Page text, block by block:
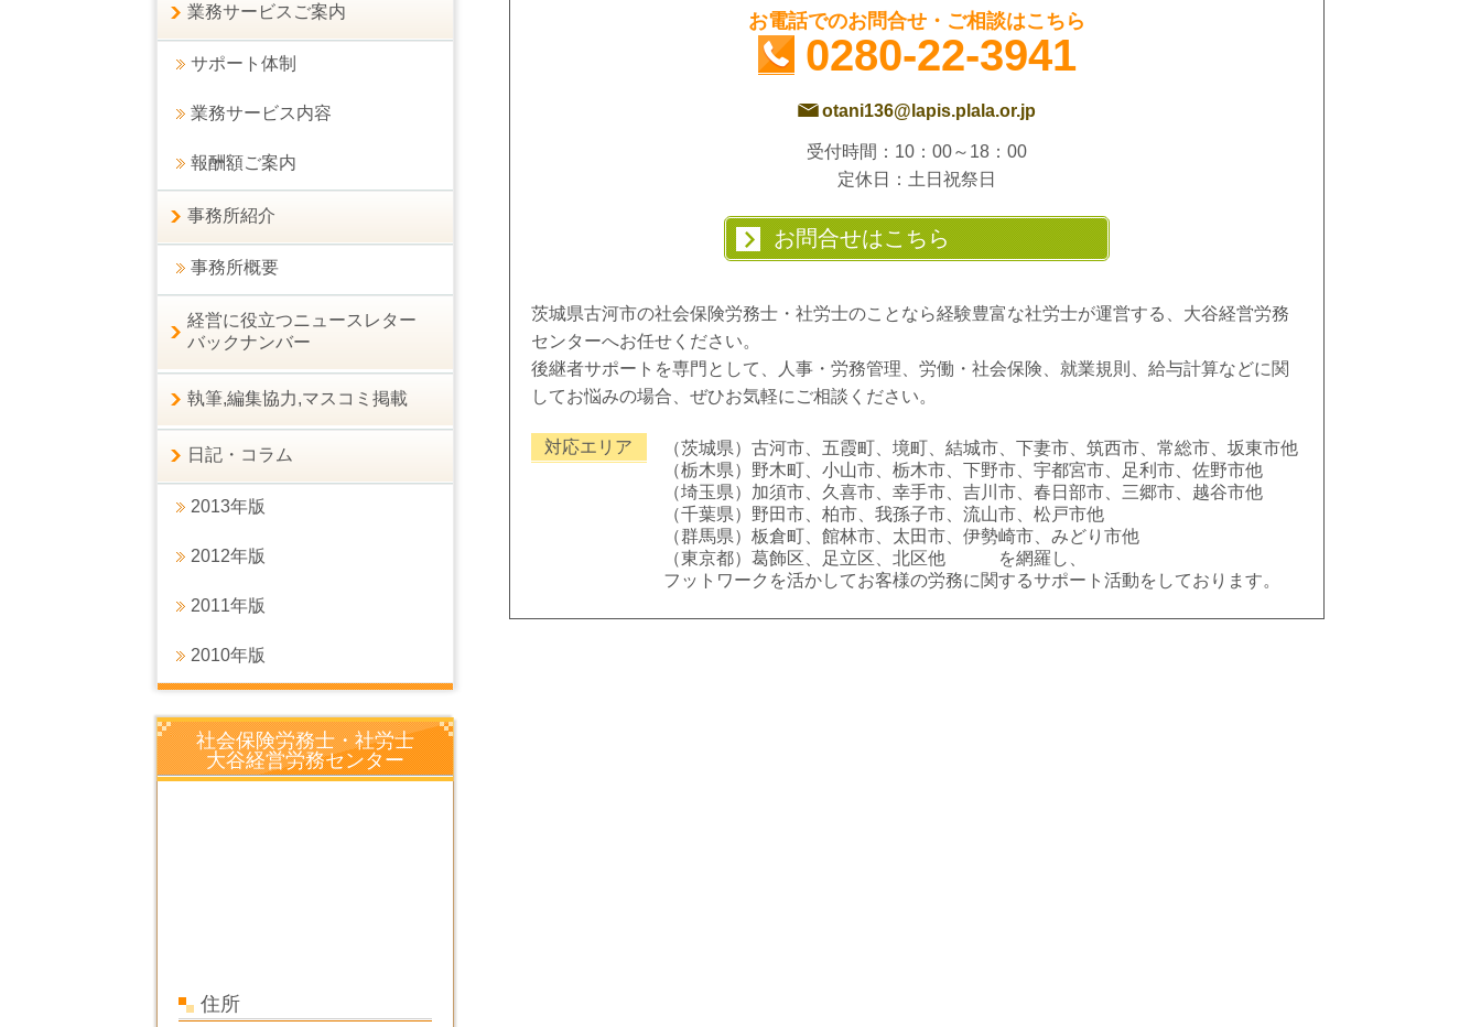
お電話でのお問合せ・ご相談はこちら
0280-22-3941
otani136@lapis.plala.or.jp
受付時間：10：00～18：00
定休日：土日祝祭日
お問合せはこちら
茨城県古河市の社会保険労務士・社労士のことなら経験豊富な社労士が運営する、大谷経営労務
センターへお任せください。
後継者サポートを専門として、人事・労務管理、労働・社会保険、就業規則、給与計算などに関
してお悩みの場合、ぜひお気軽にご相談ください。
対応エリア
（茨城県）古河市、五霞町、境町、結城市、下妻市、筑西市、常総市、坂東市他
（栃木県）野木町、小山市、栃木市、下野市、宇都宮市、足利市、佐野市他
（埼玉県）加須市、久喜市、幸手市、吉川市、春日部市、三郷市、越谷市他
（千葉県）野田市、柏市、我孫子市、流山市、松戸市他
（群馬県）板倉町、館林市、太田市、伊勢崎市、みどり市他
（東京都）葛飾区、足立区、北区他 を網羅し、
フットワークを活かしてお客様の労務に関するサポート活動をしております。
業務サービスご案内
サポート体制
業務サービス内容
報酬額ご案内
事務所紹介
事務所概要
経営に役立つニュースレター
バックナンバー
執筆,編集協力,マスコミ掲載
日記・コラム
2013年版
2012年版
2011年版
2010年版
社会保険労務士・社労士
大谷経営労務センター
住所